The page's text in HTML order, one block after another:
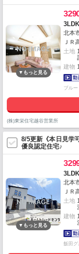
北本
ＪＲ
土地
建物
ブル
(株)東栄住宅越谷営業所
8/5更新《本日見学
優良認定住宅♪
北本
ＪＲ
土地
建物
飯田